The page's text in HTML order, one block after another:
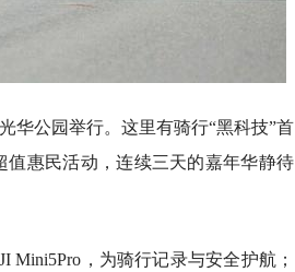
华公园举行。这里有骑行“黑科技”首
值惠民活动，连续三天的嘉年华静待
，为骑行记录与安全护航；